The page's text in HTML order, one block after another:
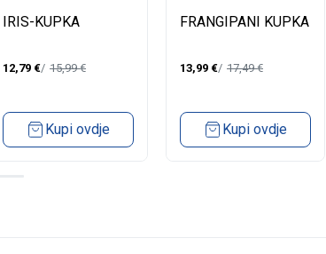
IRIS-KUPKA
12,79 € 15,99€
Kupi ovdje
FRANGIPANI KUPKA
13,99 € 17,49€
Kupi ovdje